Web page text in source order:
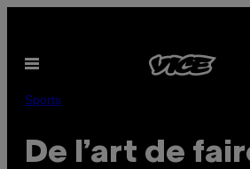
content
Open
Sports
De l’art de